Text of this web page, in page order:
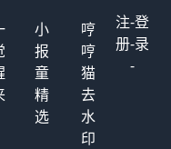
小
报
童
精
选
哼
哼
猫
去
水
印
注
册
-
-
-
登
录